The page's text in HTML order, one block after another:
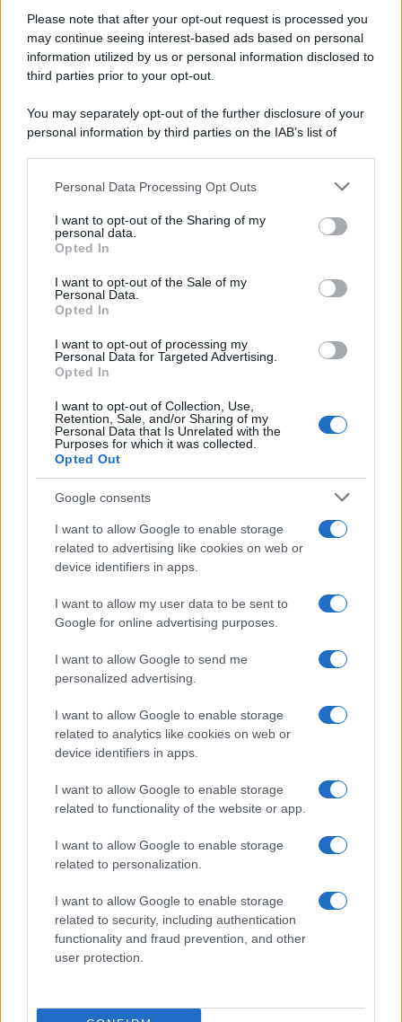
Please note that after your opt-out request is processed you
may continue seeing interest-based ads based on personal
information utilized by us or personal information disclosed to
third parties prior to your opt-out.
You may separately opt-out of the further disclosure of your
personal information by third parties on the IAB’s list of
This information may also be disclosed by us to third parties
disclose it to other third parties.
Please note that this website/app uses one or more Google
services and may gather and store information including but
not limited to your visit or usage behaviour. You may click to
grant or deny consent to Google and its third-party tags to
consent section.
Personal Data Processing Opt Outs
I want to opt-out of the Sharing of my
personal data.
Opted In
I want to opt-out of the Sale of my
Personal Data.
Opted In
I want to opt-out of processing my
Personal Data for Targeted Advertising.
Opted In
I want to opt-out of Collection, Use,
Retention, Sale, and/or Sharing of my
Personal Data that Is Unrelated with the
Purposes for which it was collected.
Opted Out
Google consents
I want to allow Google to enable storage
related to advertising like cookies on web or
device identifiers in apps.
I want to allow my user data to be sent to
Google for online advertising purposes.
I want to allow Google to send me
personalized advertising.
I want to allow Google to enable storage
related to analytics like cookies on web or
device identifiers in apps.
I want to allow Google to enable storage
related to functionality of the website or app.
I want to allow Google to enable storage
related to personalization.
I want to allow Google to enable storage
related to security, including authentication
functionality and fraud prevention, and other
user protection.
Lgbtqia News
Motors Magazine 365
Day Travel 365
Cineverse Magazine
SecondHomeMagazine
Francia
Investieren24
News Hub UK
Lgbtq News
Investeren 24
NL Newz